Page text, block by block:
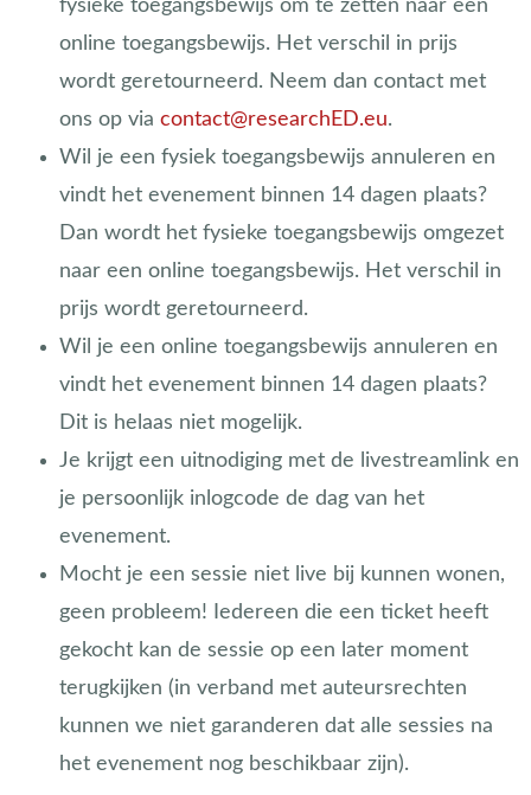
fysieke toegangsbewijs om te zetten naar een
online toegangsbewijs. Het verschil in prijs
wordt geretourneerd. Neem dan contact met
ons op via contact@researchED.eu.
Wil je een fysiek toegangsbewijs annuleren en
vindt het evenement binnen 14 dagen plaats?
Dan wordt het fysieke toegangsbewijs omgezet
naar een online toegangsbewijs. Het verschil in
prijs wordt geretourneerd.
Wil je een online toegangsbewijs annuleren en
vindt het evenement binnen 14 dagen plaats?
Dit is helaas niet mogelijk.
Je krijgt een uitnodiging met de livestreamlink en
je persoonlijk inlogcode de dag van het
evenement.
Mocht je een sessie niet live bij kunnen wonen,
geen probleem! Iedereen die een ticket heeft
gekocht kan de sessie op een later moment
terugkijken (in verband met auteursrechten
kunnen we niet garanderen dat alle sessies na
het evenement nog beschikbaar zijn).